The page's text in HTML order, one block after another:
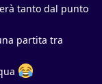
tanto dal punto
partita tra